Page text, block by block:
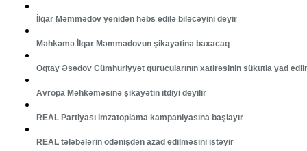
İlqar Məmmədov yenidən həbs edilə biləcəyini deyir
Məhkəmə İlqar Məmmədovun şikayətinə baxacaq
Oqtay Əsədov Cümhuriyyət qurucularının xatirəsinin sükutla yad
Avropa Məhkəməsinə şikayətin itdiyi deyilir
REAL Partiyası imzatoplama kampaniyasına başlayır
REAL tələbələrin ödənişdən azad edilməsini istəyir